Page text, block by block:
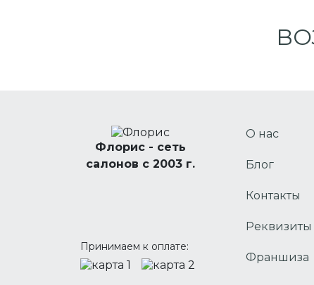
Флорис - сеть
салонов с 2003 г.
Принимаем к оплате:
О нас
Блог
Контакты
Реквизиты
Франшиза